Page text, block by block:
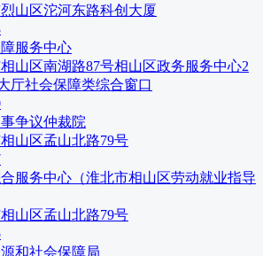
山区沱河东路科创大厦
服务中心
山区南湖路87号相山区政务服务中心2
厅社会保障类综合窗口
争议仲裁院
山区孟山北路79号
服务中心（淮北市相山区劳动就业指导
山区孟山北路79号
和社会保障局